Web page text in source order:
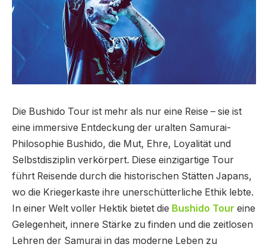
Die Bushido Tour ist mehr als nur eine Reise – sie ist
eine immersive Entdeckung der uralten Samurai-
Philosophie Bushido, die Mut, Ehre, Loyalität und
Selbstdisziplin verkörpert. Diese einzigartige Tour
führt Reisende durch die historischen Stätten Japans,
wo die Kriegerkaste ihre unerschütterliche Ethik lebte.
In einer Welt voller Hektik bietet die Bushido Tour eine
Gelegenheit, innere Stärke zu finden und die zeitlosen
Lehren der Samurai in das moderne Leben zu